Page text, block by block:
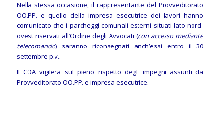
Nella stessa occasione, il rappresentante del Provveditorato
OO.PP. e quello della impresa esecutrice dei lavori hanno
comunicato che i parcheggi comunali esterni situati lato nord-
ovest riservati all’Ordine degli Avvocati (con accesso mediante
telecomando) saranno riconsegnati anch’essi entro il 30
settembre p.v..
Il COA vigilerà sul pieno rispetto degli impegni assunti da
Provveditorato OO.PP. e impresa esecutrice.